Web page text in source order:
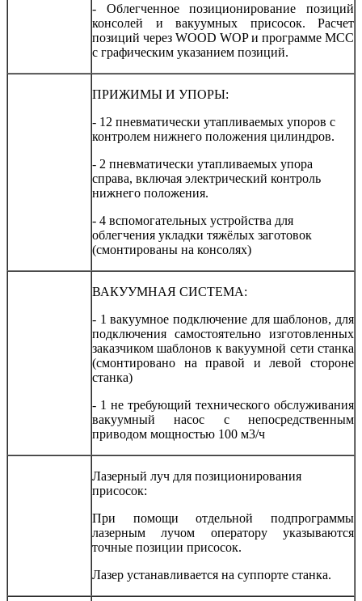
- Облегченное позиционирование позиций
консолей и вакуумных присосок. Расчет
позиций через WOOD WOP и программе MCC
с графическим указанием позиций.
ПРИЖИМЫ И УПОРЫ:
- 12 пневматически утапливаемых упоров с
контролем нижнего положения цилиндров.
- 2 пневматически утапливаемых упора
справа, включая электрический контроль
нижнего положения.
- 4 вспомогательных устройства для
облегчения укладки тяжёлых заготовок
(смонтированы на консолях)
ВАКУУМНАЯ СИСТЕМА:
- 1 вакуумное подключение для шаблонов, для
подключения самостоятельно изготовленных
заказчиком шаблонов к вакуумной сети станка
(смонтировано на правой и левой стороне
станка)
- 1 не требующий технического обслуживания
вакуумный насос с непосредственным
приводом мощностью 100 м3/ч
Лазерный луч для позиционирования
присосок:
При помощи отдельной подпрограммы
лазерным лучом оператору указываются
точные позиции присосок.
Лазер устанавливается на суппорте станка.